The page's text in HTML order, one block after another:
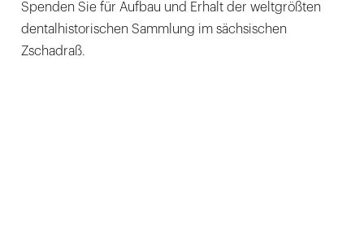
Spenden Sie für Aufbau und Erhalt der weltgrößten
dentalhistorischen Sammlung im sächsischen
Zschadraß.